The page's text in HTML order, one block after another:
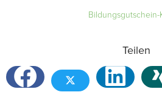
Bildungsgutschein-
Teilen